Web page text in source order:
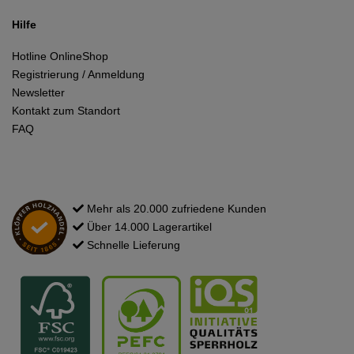
Hilfe
Hotline OnlineShop
Registrierung / Anmeldung
Newsletter
Kontakt zum Standort
FAQ
Mehr als 20.000 zufriedene Kunden
Über 14.000 Lagerartikel
Schnelle Lieferung